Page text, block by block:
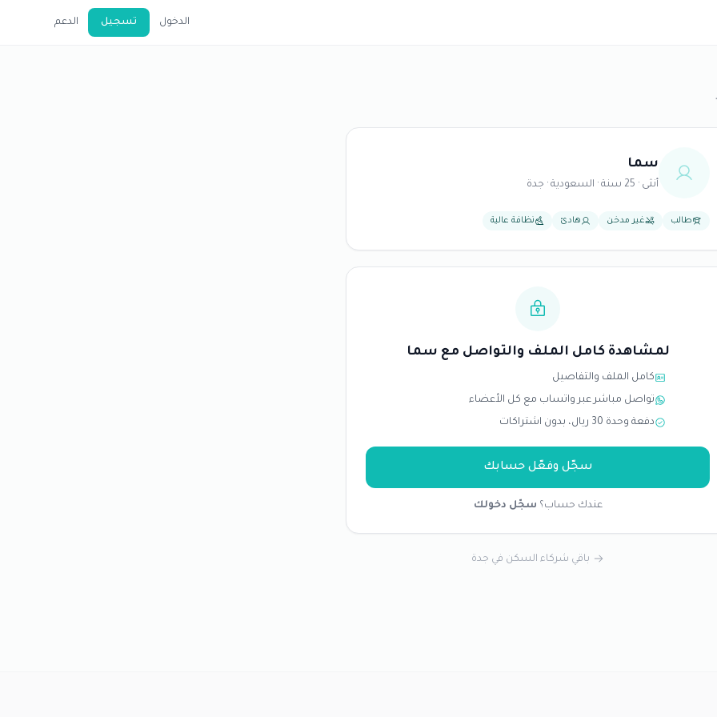
الدخول تسجيل الدعم
سما
أنثى · 25 سنة · السعودية · جدة
طالب غير مدخن هادئ نظافة عالية
لمشاهدة كامل الملف والتواصل مع سما
كامل الملف والتفاصيل
تواصل مباشر عبر واتساب مع كل الأعضاء
دفعة وحدة 30 ريال، بدون اشتراكات
سجّل وفعّل حسابك
عندك حساب؟ سجّل دخولك
باقي شركاء السكن في جدة